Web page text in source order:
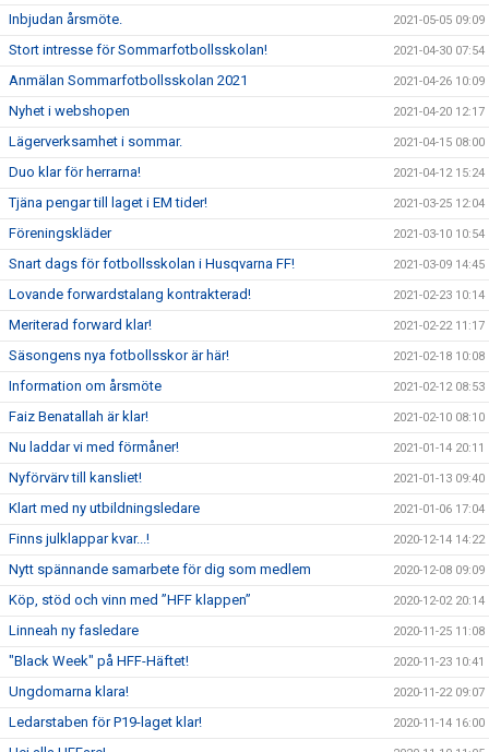
Inbjudan årsmöte. 2021-05-05 09:09
Stort intresse för Sommarfotbollsskolan! 2021-04-30 07:54
Anmälan Sommarfotbollsskolan 2021 2021-04-26 10:09
Nyhet i webshopen 2021-04-20 12:17
Lägerverksamhet i sommar. 2021-04-15 08:00
Duo klar för herrarna! 2021-04-12 15:24
Tjäna pengar till laget i EM tider! 2021-03-25 12:04
Föreningskläder 2021-03-10 10:54
Snart dags för fotbollsskolan i Husqvarna FF! 2021-03-09 14:45
Lovande forwardstalang kontrakterad! 2021-02-23 10:14
Meriterad forward klar! 2021-02-22 11:17
Säsongens nya fotbollsskor är här! 2021-02-18 10:08
Information om årsmöte 2021-02-12 08:53
Faiz Benatallah är klar! 2021-02-10 08:10
Nu laddar vi med förmåner! 2021-01-14 20:11
Nyförvärv till kansliet! 2021-01-13 09:40
Klart med ny utbildningsledare 2021-01-06 17:04
Finns julklappar kvar...! 2020-12-14 14:22
Nytt spännande samarbete för dig som medlem 2020-12-08 09:09
Köp, stöd och vinn med ”HFF klappen” 2020-12-02 20:14
Linneah ny fasledare 2020-11-25 11:08
"Black Week" på HFF-Häftet! 2020-11-23 10:41
Ungdomarna klara! 2020-11-22 09:07
Ledarstaben för P19-laget klar! 2020-11-14 16:00